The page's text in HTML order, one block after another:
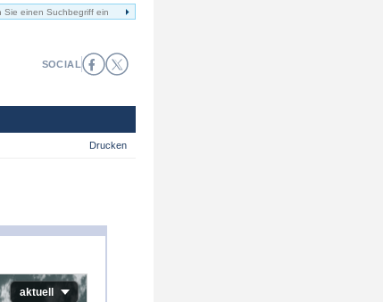
SOCIAL
Drucken